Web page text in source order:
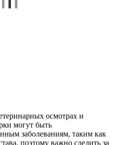
осмотрах и
могут быть
заболеваниям, таким как
поэтому важно следить за